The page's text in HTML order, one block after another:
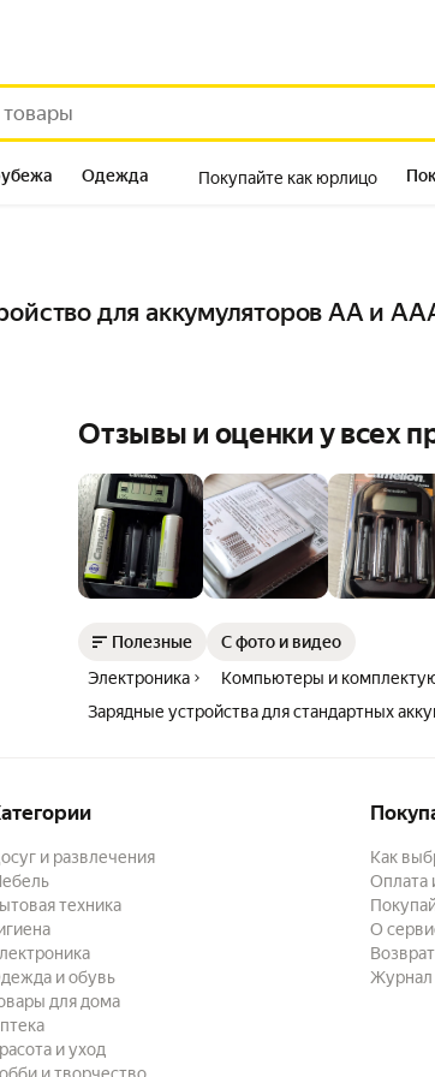
Одежда Покупайте как юрлицо
для аккумуляторов АА и
Отзывы и оценки у всех
Полезные
С фото и видео
Электроника
Компьютеры и
Зарядные устройства для стандартных
и развлечения
техника
и обувь
для дома
и уход
Как
Оплата
О
Журнал